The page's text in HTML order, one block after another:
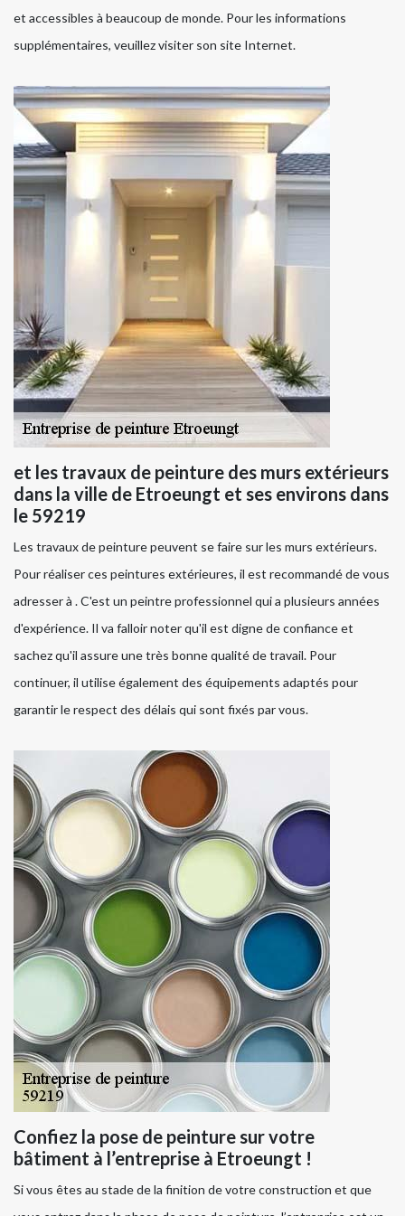
et accessibles à beaucoup de monde. Pour les informations
supplémentaires, veuillez visiter son site Internet.
et les travaux de peinture des murs extérieurs
dans la ville de Etroeungt et ses environs dans
le 59219
Les travaux de peinture peuvent se faire sur les murs extérieurs.
Pour réaliser ces peintures extérieures, il est recommandé de vous
adresser à . C'est un peintre professionnel qui a plusieurs années
d'expérience. Il va falloir noter qu'il est digne de confiance et
sachez qu'il assure une très bonne qualité de travail. Pour
continuer, il utilise également des équipements adaptés pour
garantir le respect des délais qui sont fixés par vous.
Confiez la pose de peinture sur votre
bâtiment à l’entreprise à Etroeungt !
Si vous êtes au stade de la finition de votre construction et que